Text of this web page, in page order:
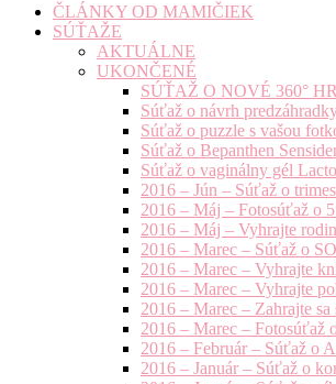
ČLÁNKY OD MAMIČIEK
SÚŤAŽE
AKTUÁLNE
UKONČENÉ
SÚŤAŽ O NOVÉ 360°
Súťaž o návrh
Súťaž o puzzle s vašou
Súťaž o Bepanthen
Súťaž o vaginálny gél
2016 – Jún – Súťaž o
2016 – Máj – Fotosúťaž o
2016 – Máj – Vyhrajte
2016 – Marec – Súťaž o
2016 – Marec – Vyhrajte
2016 – Marec – Vyhrajte
2016 – Marec – Zahrajte
2016 – Marec – Fotosúťaž
2016 – Február – Súťaž o
2016 – Január – Súťaž o